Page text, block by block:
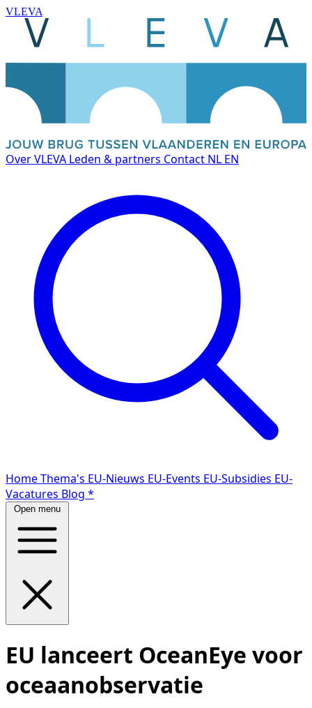
VLEVA
Over VLEVA Leden & partners Contact NL EN
HomeThema's EU-Nieuws EU-Events EU-Subsidies EU-
Vacatures Blog *
Open menu
EU lanceert OceanEye voor
oceaanobservatie